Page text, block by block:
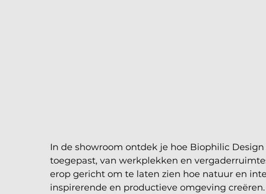
In de showroom ontdek je hoe Biophilic
toegepast, van werkplekken en
erop gericht om te laten zien hoe natuur en
inspirerende en productieve omgeving creëren.